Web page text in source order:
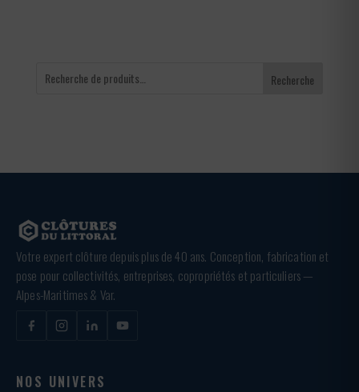
Recherche
Votre expert clôture depuis plus de 40 ans. Conception, fabrication et
pose pour collectivités, entreprises, copropriétés et particuliers —
Alpes-Maritimes & Var.
NOS UNIVERS